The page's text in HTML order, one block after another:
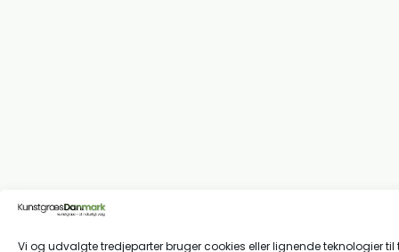
Vi og udvalgte tredjeparter bruger cookies eller lignende teknologier til